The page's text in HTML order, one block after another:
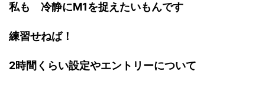
私も 冷静にM1を捉えたいもんです
練習せねば！
2時間くらい設定やエントリーについて